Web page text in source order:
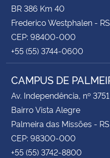
BR 386 Km 40
Frederico Westphalen - RS
CEP: 98400-000
+55 (55) 3744-0600
CAMPUS DE
Av. Independência, nº 3751
Bairro Vista Alegre
Palmeira das Missões - RS
CEP: 98300-000
+55 (55) 3742-8800